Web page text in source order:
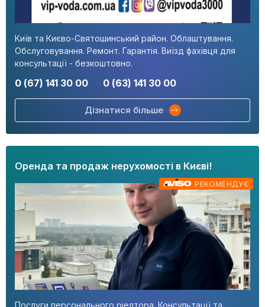
Київ та Києво-Святошинський район. Облаштування.
Обслуговування. Ремонт. Гарантія. Виїзд фахівця для
консультації - безкоштовно.
0 (67) 141 30 00 0 (63) 141 30 00
Дізнатися більше
Послуги персонального ріелтора. Консультації та
Оренда та продаж нерухомості в Києві!
РЕКОМЕНДУЄ